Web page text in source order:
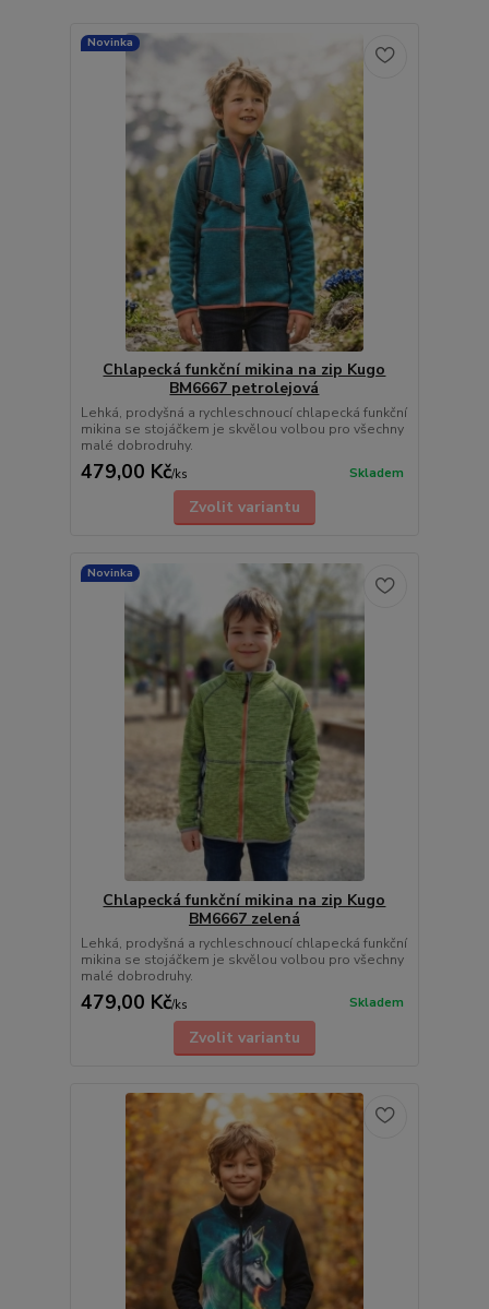
Novinka
Chlapecká funkční mikina na zip Kugo
BM6667 petrolejová
Lehká, prodyšná a rychleschnoucí chlapecká funkční
mikina se stojáčkem je skvělou volbou pro všechny
malé dobrodruhy.
479,00 Kč/ks Skladem
Zvolit variantu
Novinka
Chlapecká funkční mikina na zip Kugo
BM6667 zelená
Lehká, prodyšná a rychleschnoucí chlapecká funkční
mikina se stojáčkem je skvělou volbou pro všechny
malé dobrodruhy.
479,00 Kč/ks Skladem
Zvolit variantu